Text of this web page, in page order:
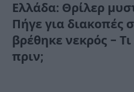
Ελλάδα: Θρίλερ
Πήγε για διακοπές
βρέθηκε νεκρός –
πριν;